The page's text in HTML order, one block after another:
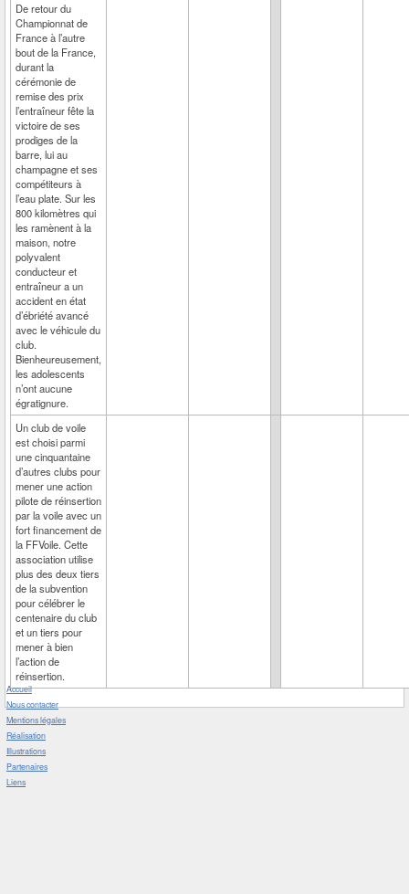
Accueil
Nous contacter
Mentions légales
Réalisation
Illustrations
Partenaires
Liens
De retour du
Championnat de
France à l’autre
bout de la France,
durant la
cérémonie de
remise des prix
l’entraîneur fête la
victoire de ses
prodiges de la
barre, lui au
champagne et ses
compétiteurs à
l’eau plate. Sur les
800 kilomètres qui
les ramènent à la
maison, notre
polyvalent
conducteur et
entraîneur a un
accident en état
d’ébriété avancé
avec le véhicule du
club.
Bienheureusement,
les adolescents
n’ont aucune
égratignure.
Un club de voile
est choisi parmi
une cinquantaine
d’autres clubs pour
mener une action
pilote de réinsertion
par la voile avec un
fort financement de
la FFVoile. Cette
association utilise
plus des deux tiers
de la subvention
pour célébrer le
centenaire du club
et un tiers pour
mener à bien
l’action de
réinsertion.